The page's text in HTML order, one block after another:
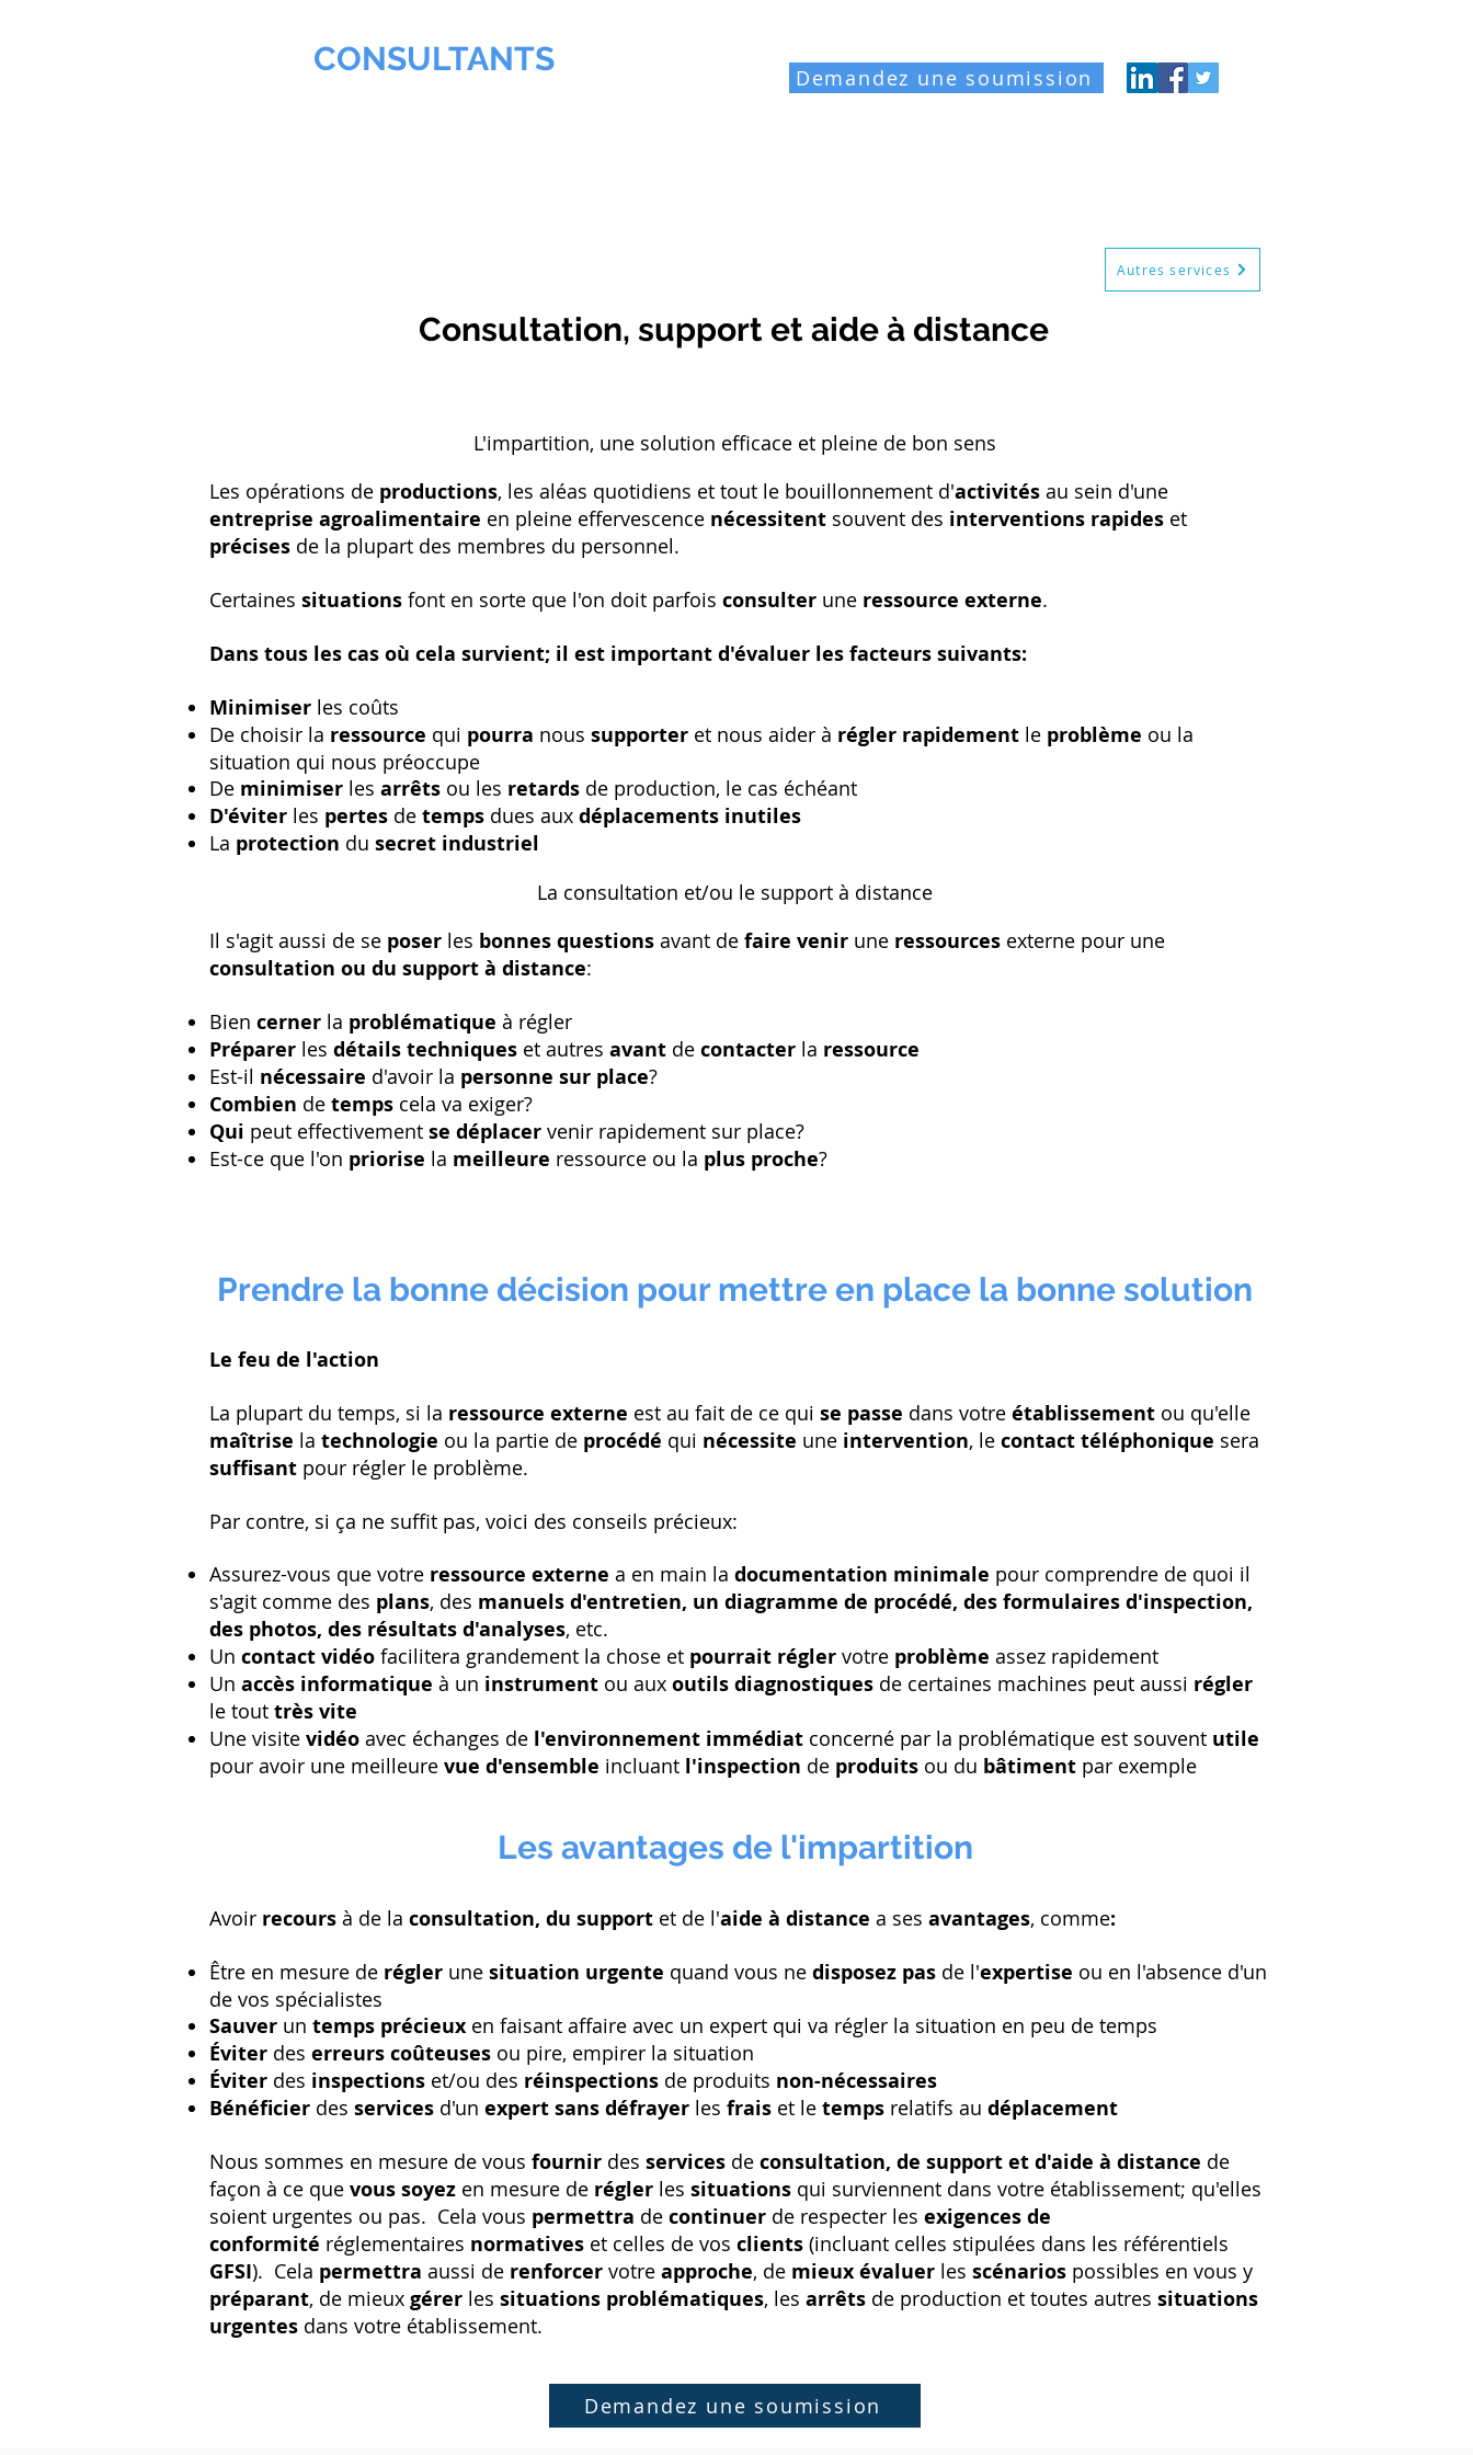
CONSULTANTS Demandez une soumission
Autres services
Consultation, support et aide à distance
L'impartition, une solution efficace et pleine de bon sens
Les opérations de productions, les aléas quotidiens et tout le bouillonnement d'activités au sein d'une
entreprise agroalimentaire en pleine effervescence nécessitent souvent des interventions rapides et
précises de la plupart des membres du personnel.
Certaines situations font en sorte que l'on doit parfois consulter une ressource externe.
Dans tous les cas où cela survient; il est important d'évaluer les facteurs suivants:
Minimiser les coûts
De choisir la ressource qui pourra nous supporter et nous aider à régler rapidement le problème ou la
situation qui nous préoccupe
De minimiser les arrêts ou les retards de production, le cas échéant
D'éviter les pertes de temps dues aux déplacements inutiles
La protection du secret industriel
La consultation et/ou le support à distance
Il s'agit aussi de se poser les bonnes questions avant de faire venir une ressources externe pour une
consultation ou du support à distance:
Bien cerner la problématique à régler
Préparer les détails techniques et autres avant de contacter la ressource
Est-il nécessaire d'avoir la personne sur place?
Combien de temps cela va exiger?
Qui peut effectivement se déplacer venir rapidement sur place?
Est-ce que l'on priorise la meilleure ressource ou la plus proche?
Prendre la bonne décision pour mettre en place la bonne solution
Le feu de l'action
La plupart du temps, si la ressource externe est au fait de ce qui se passe dans votre établissement ou qu'elle
maîtrise la technologie ou la partie de procédé qui nécessite une intervention, le contact téléphonique sera
suffisant pour régler le problème.
Par contre, si ça ne suffit pas, voici des conseils précieux:
Assurez-vous que votre ressource externe a en main la documentation minimale pour comprendre de quoi il
s'agit comme des plans, des manuels d'entretien, un diagramme de procédé, des formulaires d'inspection,
des photos, des résultats d'analyses, etc.
Un contact vidéo facilitera grandement la chose et pourrait régler votre problème assez rapidement
Un accès informatique à un instrument ou aux outils diagnostiques de certaines machines peut aussi régler
le tout très vite
Une visite vidéo avec échanges de l'environnement immédiat concerné par la problématique est souvent utile
pour avoir une meilleure vue d'ensemble incluant l'inspection de produits ou du bâtiment par exemple
Les avantages de l'impartition
Avoir recours à de la consultation, du support et de l'aide à distance a ses avantages, comme:
Être en mesure de régler une situation urgente quand vous ne disposez pas de l'expertise ou en l'absence d'un
de vos spécialistes
Sauver un temps précieux en faisant affaire avec un expert qui va régler la situation en peu de temps
Éviter des erreurs coûteuses ou pire, empirer la situation
Éviter des inspections et/ou des réinspections de produits non-nécessaires
Bénéficier des services d'un expert sans défrayer les frais et le temps relatifs au déplacement
Nous sommes en mesure de vous fournir des services de consultation, de support et d'aide à distance de
façon à ce que vous soyez en mesure de régler les situations qui surviennent dans votre établissement; qu'elles
soient urgentes ou pas. Cela vous permettra de continuer de respecter les exigences de
conformité réglementaires normatives et celles de vos clients (incluant celles stipulées dans les référentiels
GFSI). Cela permettra aussi de renforcer votre approche, de mieux évaluer les scénarios possibles en vous y
préparant, de mieux gérer les situations problématiques, les arrêts de production et toutes autres situations
urgentes dans votre établissement.
Demandez une soumission